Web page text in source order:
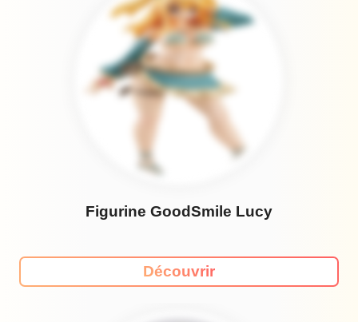
Figurine GoodSmile Lucy
Découvrir